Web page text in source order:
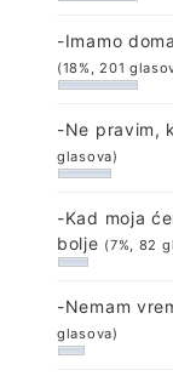
-Imamo
(18%, 201
-Ne pravim,
glasova)
-Kad moja
bolje (7%, 82
-Nemam
glasova)